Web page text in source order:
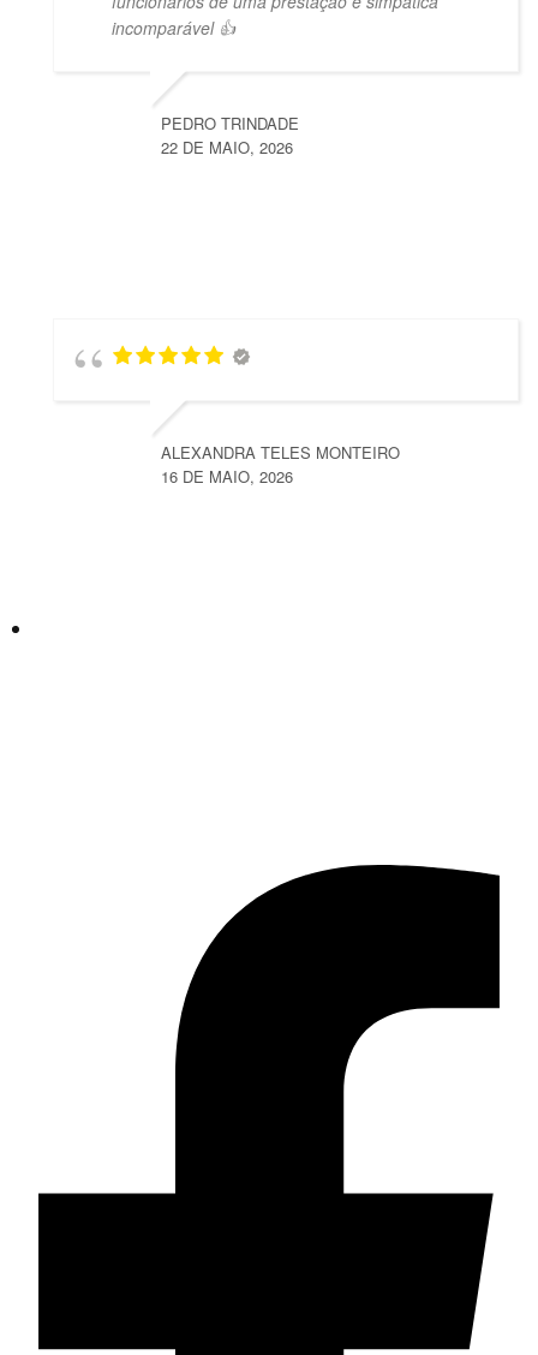
incomparável 👍
PEDRO TRINDADE
22 DE MAIO, 2026
ALEXANDRA TELES MONTEIRO
16 DE MAIO, 2026